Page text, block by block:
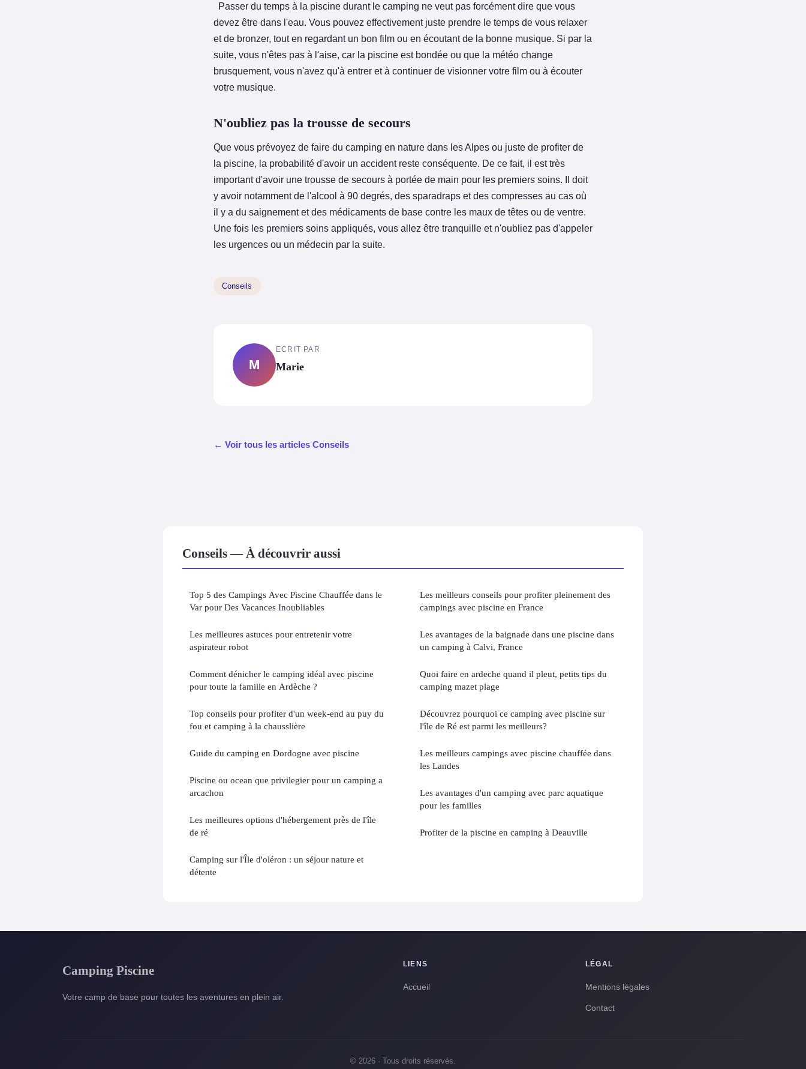
Passer du temps à la piscine durant le camping ne veut pas forcément dire que vous
devez être dans l'eau. Vous pouvez effectivement juste prendre le temps de vous relaxer
et de bronzer, tout en regardant un bon film ou en écoutant de la bonne musique. Si par la
suite, vous n'êtes pas à l'aise, car la piscine est bondée ou que la météo change
brusquement, vous n'avez qu'à entrer et à continuer de visionner votre film ou à écouter
votre musique.
N'oubliez pas la trousse de secours
Que vous prévoyez de faire du camping en nature dans les Alpes ou juste de profiter de
la piscine, la probabilité d'avoir un accident reste conséquente. De ce fait, il est très
important d'avoir une trousse de secours à portée de main pour les premiers soins. Il doit
y avoir notamment de l'alcool à 90 degrés, des sparadraps et des compresses au cas où
il y a du saignement et des médicaments de base contre les maux de têtes ou de ventre.
Une fois les premiers soins appliqués, vous allez être tranquille et n'oubliez pas d'appeler
les urgences ou un médecin par la suite.
Conseils
M
ECRIT PAR
Marie
← Voir tous les articles Conseils
Conseils — À découvrir aussi
Top 5 des Campings Avec Piscine Chauffée dans le
Var pour Des Vacances Inoubliables
Les meilleures astuces pour entretenir votre
aspirateur robot
Comment dénicher le camping idéal avec piscine
pour toute la famille en Ardèche ?
Top conseils pour profiter d'un week-end au puy du
fou et camping à la chausslière
Guide du camping en Dordogne avec piscine
Piscine ou ocean que privilegier pour un camping a
arcachon
Les meilleures options d'hébergement près de l'île
de ré
Camping sur l'Île d'oléron : un séjour nature et
détente
Les meilleurs conseils pour profiter pleinement des
campings avec piscine en France
Les avantages de la baignade dans une piscine dans
un camping à Calvi, France
Quoi faire en ardeche quand il pleut, petits tips du
camping mazet plage
Découvrez pourquoi ce camping avec piscine sur
l'île de Ré est parmi les meilleurs?
Les meilleurs campings avec piscine chauffée dans
les Landes
Les avantages d'un camping avec parc aquatique
pour les familles
Profiter de la piscine en camping à Deauville
Camping Piscine
Votre camp de base pour toutes les aventures en plein air.
LIENS
Accueil
LÉGAL
Mentions légales
Contact
© 2026 · Tous droits réservés.